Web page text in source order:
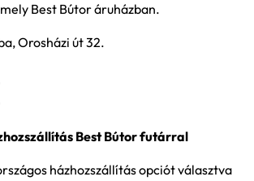
Best Bútor áruházban.
Orosházi út 32.
Best Bútor futárral
házhozszállítás opciót választva